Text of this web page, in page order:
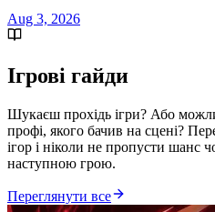
Aug 3, 2026
Ігрові гайди
Шукаєш прохідь ігри? Або
профі, якого бачив на сцені?
ігор і ніколи не пропусти шанс
наступною грою.
Переглянути все